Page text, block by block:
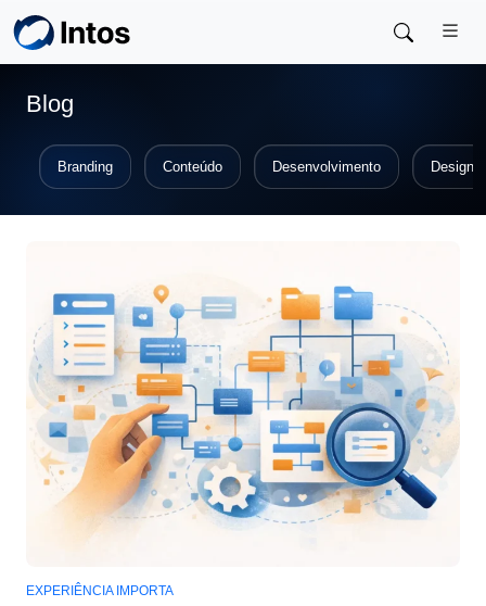
Skip to main content
Blog
Branding Conteúdo Desenvolvimento Design
EXPERIÊNCIA IMPORTA